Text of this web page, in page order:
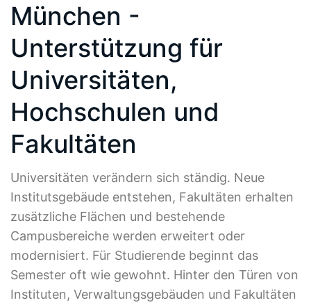
München -
Unterstützung für
Universitäten,
Hochschulen und
Fakultäten
Universitäten verändern sich ständig. Neue
Institutsgebäude entstehen, Fakultäten erhalten
zusätzliche Flächen und bestehende
Campusbereiche werden erweitert oder
modernisiert. Für Studierende beginnt das
Semester oft wie gewohnt. Hinter den Türen von
Instituten, Verwaltungsgebäuden und Fakultäten